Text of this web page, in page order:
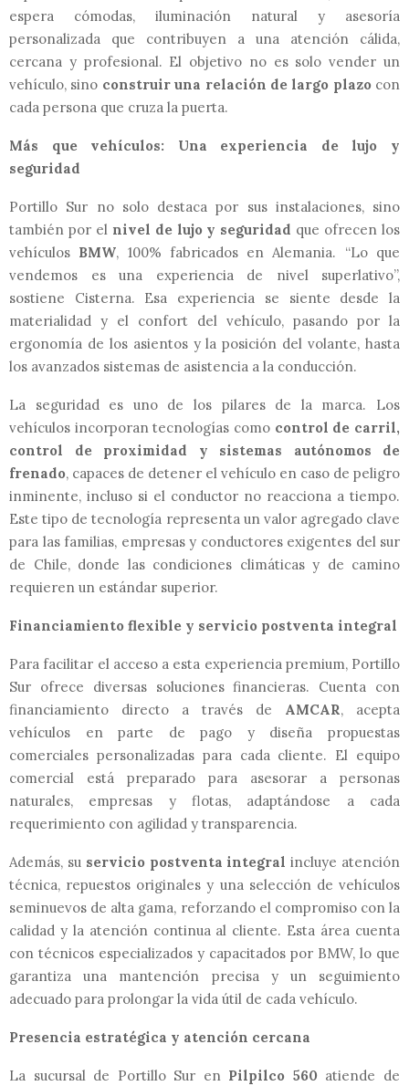
espera cómodas, iluminación natural y asesoría
personalizada que contribuyen a una atención cálida,
cercana y profesional. El objetivo no es solo vender un
vehículo, sino construir una relación de largo plazocon
cada persona que cruza la puerta.
Más que vehículos: Una experiencia de lujo y
seguridad
Portillo Sur no solo destaca por sus instalaciones, sino
también por el nivel de lujo y seguridad que ofrecen los
vehículos BMW, 100% fabricados en Alemania. “Lo que
vendemos es una experiencia de nivel superlativo”,
sostiene Cisterna. Esa experiencia se siente desde la
materialidad y el confort del vehículo, pasando por la
ergonomía de los asientos y la posición del volante, hasta
los avanzados sistemas de asistencia a la conducción.
La seguridad es uno de los pilares de la marca. Los
vehículos incorporan tecnologías como control de carril,
control de proximidad y sistemas autónomos de
frenado, capaces de detener el vehículo en caso de peligro
inminente, incluso si el conductor no reacciona a tiempo.
Este tipo de tecnología representa un valor agregado clave
para las familias, empresas y conductores exigentes del sur
de Chile, donde las condiciones climáticas y de camino
requieren un estándar superior.
Financiamiento flexible y servicio postventa integral
Para facilitar el acceso a esta experiencia premium, Portillo
Sur ofrece diversas soluciones financieras. Cuenta con
financiamiento directo a través de AMCAR, acepta
vehículos en parte de pago y diseña propuestas
comerciales personalizadas para cada cliente. El equipo
comercial está preparado para asesorar a personas
naturales, empresas y flotas, adaptándose a cada
requerimiento con agilidad y transparencia.
Además, su servicio postventa integral incluye atención
técnica, repuestos originales y una selección de vehículos
seminuevos de alta gama, reforzando el compromiso con la
calidad y la atención continua al cliente. Esta área cuenta
con técnicos especializados y capacitados por BMW, lo que
garantiza una mantención precisa y un seguimiento
adecuado para prolongar la vida útil de cada vehículo.
Presencia estratégica y atención cercana
La sucursal de Portillo Sur en Pilpilco 560atiende de